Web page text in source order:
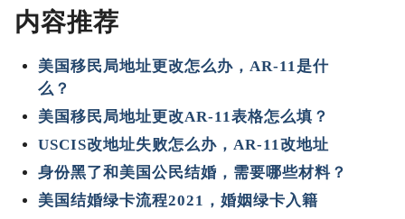
内容推荐
美国移民局地址更改怎么办，AR-11是什
么？
美国移民局地址更改AR-11表格怎么填？
USCIS改地址失败怎么办，AR-11改地址
身份黑了和美国公民结婚，需要哪些材料？
美国结婚绿卡流程2021，婚姻绿卡入籍